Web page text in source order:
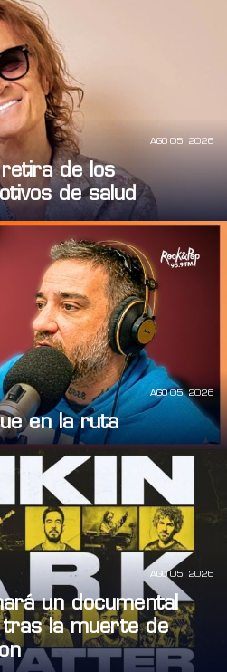
AGO 05, 2026
de los
de salud
AGO 05, 2026
en la ruta
AGO 05, 2026
un documental
la muerte de